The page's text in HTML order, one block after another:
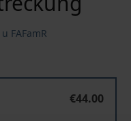
FAFamR
€44.00